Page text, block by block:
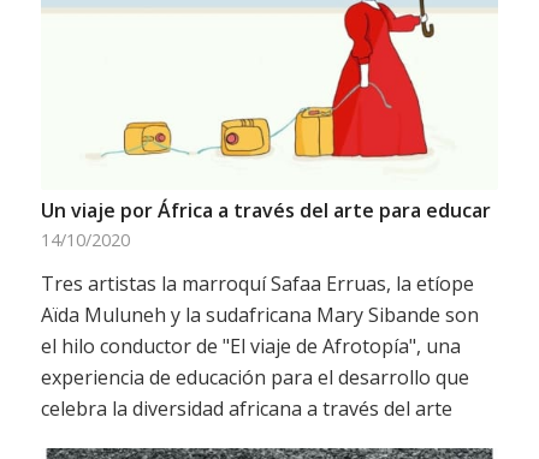
Un viaje por África a través del arte para educar
14/10/2020
Tres artistas la marroquí Safaa Erruas, la etíope
Aïda Muluneh y la sudafricana Mary Sibande son
el hilo conductor de "El viaje de Afrotopía", una
experiencia de educación para el desarrollo que
celebra la diversidad africana a través del arte